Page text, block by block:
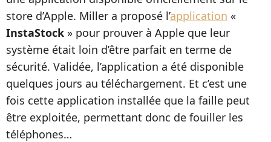
store d’Apple. Miller a proposé l’application «
InstaStock » pour prouver à Apple que leur
système était loin d’être parfait en terme de
sécurité. Validée, l’application a été disponible
quelques jours au téléchargement. Et c’est une
fois cette application installée que la faille peut
être exploitée, permettant donc de fouiller les
téléphones…